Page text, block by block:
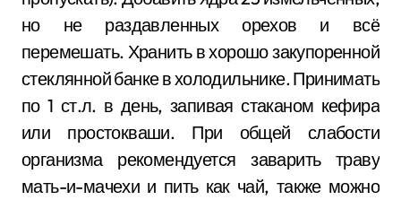
но не раздавленных орехов и всё
перемешать. Хранить в хорошо закупоренной
стеклянной банке в холодильнике. Принимать
по 1 ст.л. в день, запивая стаканом кефира
или простокваши. При общей слабости
организма рекомендуется заварить траву
мать-и-мачехи и пить как чай, также можно